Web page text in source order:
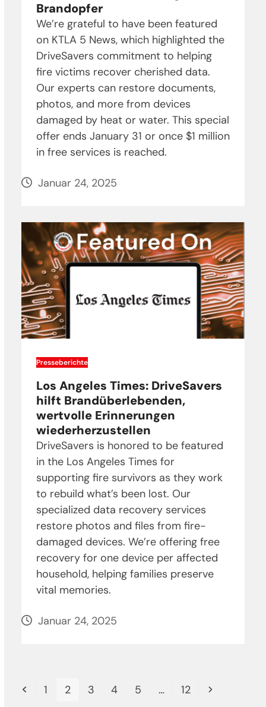
Brandopfer
We’re grateful to have been featured
on KTLA 5 News, which highlighted the
DriveSavers commitment to helping
fire victims recover cherished data.
Our experts can restore documents,
photos, and more from devices
damaged by heat or water. This special
offer ends January 31 or once $1 million
in free services is reached.
Januar 24, 2025
Presseberichte
Los Angeles Times: DriveSavers
hilft Brandüberlebenden,
wertvolle Erinnerungen
wiederherzustellen
DriveSavers is honored to be featured
in the Los Angeles Times for
supporting fire survivors as they work
to rebuild what’s been lost. Our
specialized data recovery services
restore photos and files from fire-
damaged devices. We’re offering free
recovery for one device per affected
household, helping families preserve
vital memories.
Januar 24, 2025
Vorheriger
Seite
1 Seite
2 Seite
3 Seite
4 Seite
5 … Seite
12